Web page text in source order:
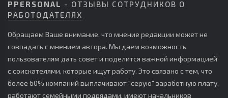
PPERSONAL - ОТЗЫВЫ СОТРУДНИКОВ О
РАБОТОДАТЕЛЯХ
Обращаем Ваше внимание, что мнение редакции может не
совпадать с мнением автора. Мы даем возможность
пользователям дать совет и поделится важной информацией
с соискателями, которые ищут работу. Это связано с тем, что
более 60% компаний выплачивают "серую" заработную плату,
работают семейными подрядами, имеют начальников